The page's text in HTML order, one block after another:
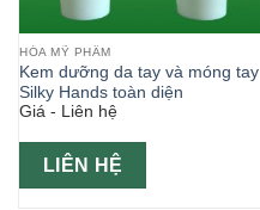
HÓA MỸ PHẨM
Kem dưỡng da tay và móng tay
Silky Hands toàn diện
Giá - Liên hệ
LIÊN HỆ